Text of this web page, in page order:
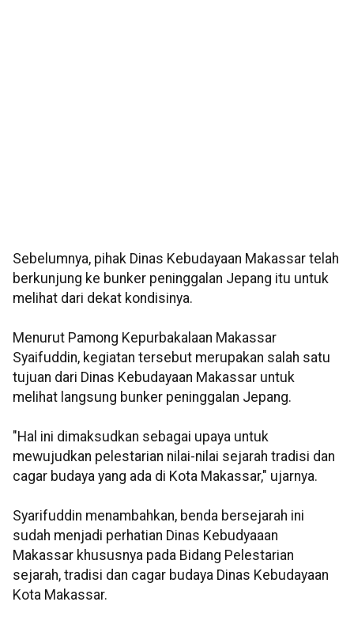
Sebelumnya, pihak Dinas Kebudayaan Makassar telah
berkunjung ke bunker peninggalan Jepang itu untuk
melihat dari dekat kondisinya.
Menurut Pamong Kepurbakalaan Makassar
Syaifuddin, kegiatan tersebut merupakan salah satu
tujuan dari Dinas Kebudayaan Makassar untuk
melihat langsung bunker peninggalan Jepang.
"Hal ini dimaksudkan sebagai upaya untuk
mewujudkan pelestarian nilai-nilai sejarah tradisi dan
cagar budaya yang ada di Kota Makassar," ujarnya.
Syarifuddin menambahkan, benda bersejarah ini
sudah menjadi perhatian Dinas Kebudyaaan
Makassar khususnya pada Bidang Pelestarian
sejarah, tradisi dan cagar budaya Dinas Kebudayaan
Kota Makassar.